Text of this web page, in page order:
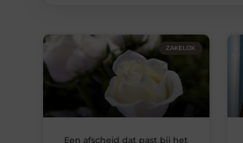
ZAKELIJK
Een afscheid dat past bij het